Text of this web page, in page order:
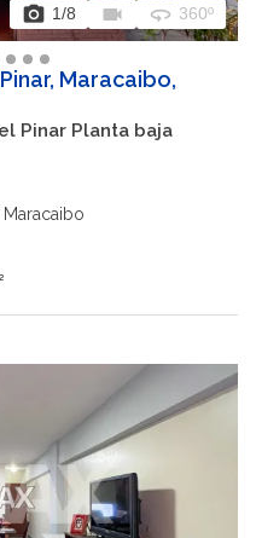
photo_camera 1/8 videocam 360 360º
Maracaibo,
Pinar Planta baja